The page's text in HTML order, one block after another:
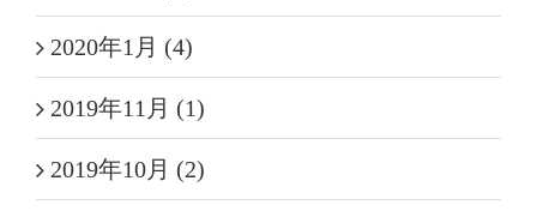
2020年1月 (4)
2019年11月 (1)
2019年10月 (2)